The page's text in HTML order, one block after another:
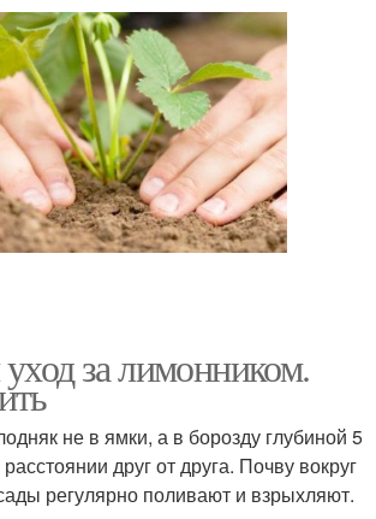
за лимонником.
не в ямки, а в борозду глубиной 5
друг от друга. Почву вокруг
регулярно поливают и взрыхляют.